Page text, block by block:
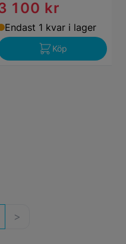
100 kr
Endast 1 kvar i lager
Köp